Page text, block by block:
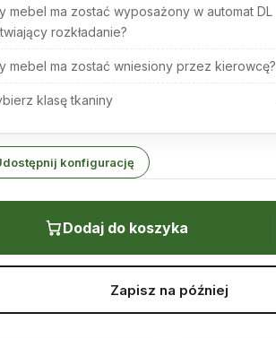
mebel ma zostać wyposażony w automat DL
rozkładanie?
mebel ma zostać wniesiony przez kierowcę?
klasę tkaniny
konfigurację
Dodaj do koszyka
Zapisz na później